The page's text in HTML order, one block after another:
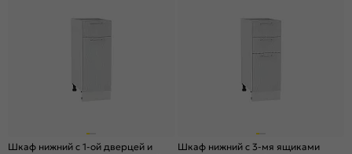
Шкаф нижний с 1-ой дверцей и
Шкаф нижний с 3-мя ящиками